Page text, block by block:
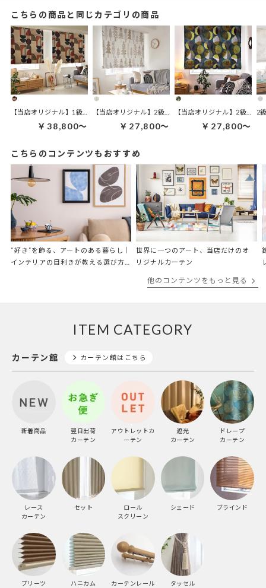
こちらの商品と同じカテゴリの商品
【当店オリジナル】1級遮光 シェードカーテン｜バウハウス ブロンズ
￥38,800～ ￥27,800～
【当店オリジナル】2級遮光
￥27,800～
2
こちらのコンテンツもおすすめ
“好き”を飾る、アートのある暮らし｜
インテリアの目利きが教える選び方
世界に一つのアート、当店だけのオ
リジナルカーテン
他のコンテンツをもっと見る
ITEM CATEGORY
カーテン館 カーテン館はこちら
新着商品
翌日出荷
カーテン
アウトレットカ
ーテン
遮光
カーテン
ドレープ
カーテン
レース
カーテン
セット
ロール
スクリーン
シェード ブラインド
プリーツ
ハニカム
カーテンレール タッセル